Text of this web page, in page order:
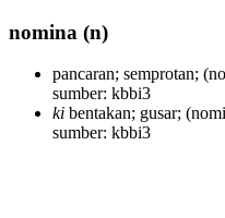
nomina (n)
pancaran; semprotan;
sumber: kbbi3
ki bentakan; gusar;
sumber: kbbi3